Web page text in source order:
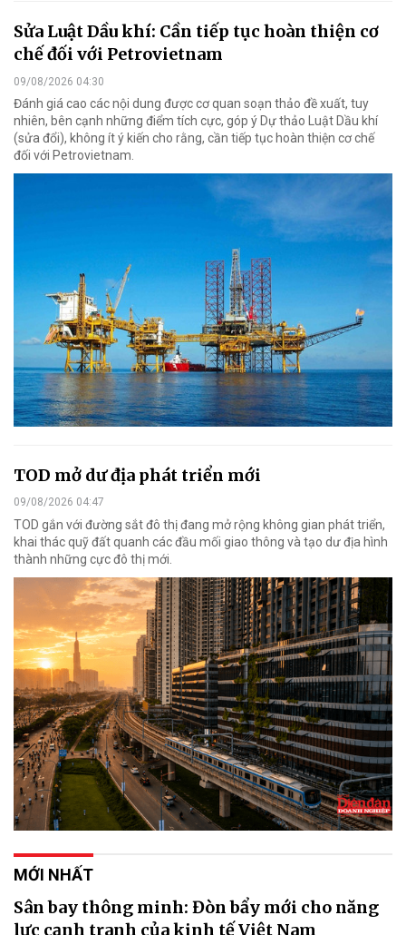
Sửa Luật Dầu khí: Cần tiếp tục hoàn thiện cơ
chế đối với Petrovietnam
09/08/2026 04:30
Đánh giá cao các nội dung được cơ quan soạn thảo đề xuất, tuy
nhiên, bên cạnh những điểm tích cực, góp ý Dự thảo Luật Dầu khí
(sửa đổi), không ít ý kiến cho rằng, cần tiếp tục hoàn thiện cơ chế
đối với Petrovietnam.
TOD mở dư địa phát triển mới
09/08/2026 04:47
TOD gắn với đường sắt đô thị đang mở rộng không gian phát triển,
khai thác quỹ đất quanh các đầu mối giao thông và tạo dư địa hình
thành những cực đô thị mới.
MỚI NHẤT
Sân bay thông minh: Đòn bẩy mới cho năng
lực cạnh tranh của kinh tế Việt Nam